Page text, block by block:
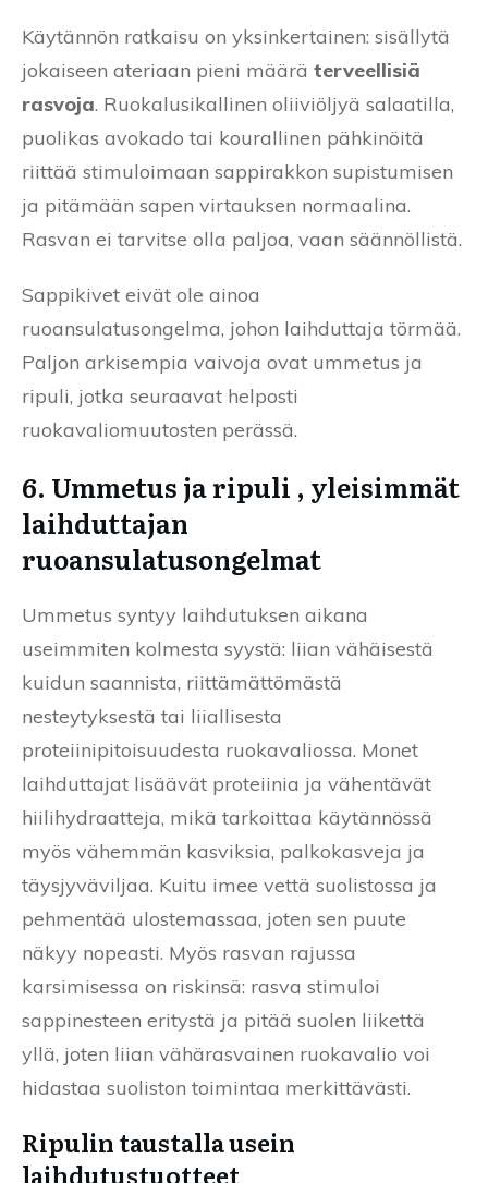
Käytännön ratkaisu on yksinkertainen: sisällytä
jokaiseen ateriaan pieni määrä terveellisiä
rasvoja. Ruokalusikallinen oliiviöljyä salaatilla,
puolikas avokado tai kourallinen pähkinöitä
riittää stimuloimaan sappirakkon supistumisen
ja pitämään sapen virtauksen normaalina.
Rasvan ei tarvitse olla paljoa, vaan säännöllistä.
Sappikivet eivät ole ainoa
ruoansulatusongelma, johon laihduttaja törmää.
Paljon arkisempia vaivoja ovat ummetus ja
ripuli, jotka seuraavat helposti
ruokavaliomuutosten perässä.
6. Ummetus ja ripuli , yleisimmät
laihduttajan
ruoansulatusongelmat
Ummetus syntyy laihdutuksen aikana
useimmiten kolmesta syystä: liian vähäisestä
kuidun saannista, riittämättömästä
nesteytyksestä tai liiallisesta
proteiinipitoisuudesta ruokavaliossa. Monet
laihduttajat lisäävät proteiinia ja vähentävät
hiilihydraatteja, mikä tarkoittaa käytännössä
myös vähemmän kasviksia, palkokasveja ja
täysjyväviljaa. Kuitu imee vettä suolistossa ja
pehmentää ulostemassaa, joten sen puute
näkyy nopeasti. Myös rasvan rajussa
karsimisessa on riskinsä: rasva stimuloi
sappinesteen eritystä ja pitää suolen liikettä
yllä, joten liian vähärasvainen ruokavalio voi
hidastaa suoliston toimintaa merkittävästi.
Ripulin taustalla usein
laihdutustuotteet